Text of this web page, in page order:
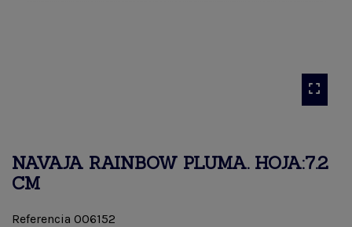
NAVAJA RAINBOW PLUMA. HOJA:7.2
CM
Referencia 006152